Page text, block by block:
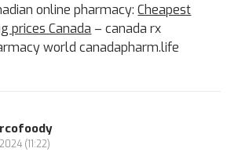
online pharmacy:Cheapest
prices Canada – canada rx
world canadapharm.life
(11:22)